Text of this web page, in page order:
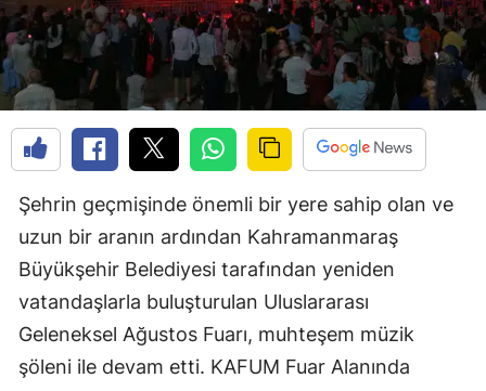
Şehrin geçmişinde önemli bir yere sahip olan ve
uzun bir aranın ardından Kahramanmaraş
Büyükşehir Belediyesi tarafından yeniden
vatandaşlarla buluşturulan Uluslararası
Geleneksel Ağustos Fuarı, muhteşem müzik
şöleni ile devam etti. KAFUM Fuar Alanında